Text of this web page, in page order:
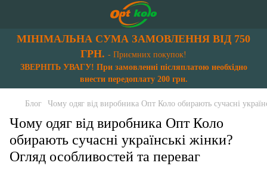
МІНІМАЛЬНА СУМА ЗАМОВЛЕННЯ ВІД 750
ГРН. - Приємних покупок!
ЗВЕРНІТЬ УВАГУ! При замовленні післяплатою необхідно
внести передоплату 200 грн.
Блог Чому одяг від виробника Опт Коло обирають сучасні
Чому одяг від виробника Опт Коло
обирають сучасні українські жінки?
Огляд особливостей та переваг